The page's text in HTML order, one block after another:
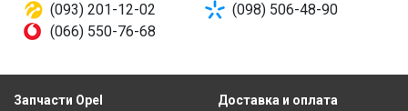
(093) 201-12-02
(098) 506-48-90
(066) 550-76-68
Запчасти Opel Доставка и оплата